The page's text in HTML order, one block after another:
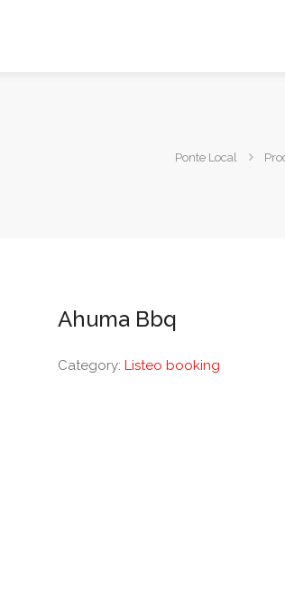
Ponte Local
Ahuma Bbq
Category:Listeo booking